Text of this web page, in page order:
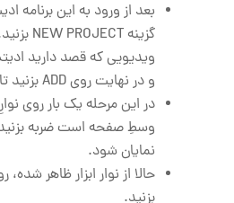
بعد از ورود به این برنامه
ویدیویی که قصد دارید
و در نهایت روی ADD بزنید تا وارد فضای برنامه شود.
در این مرحله یک بار روی
وسطِ صفحه است ضربه بزنید
نمایان شود.
بزنید.